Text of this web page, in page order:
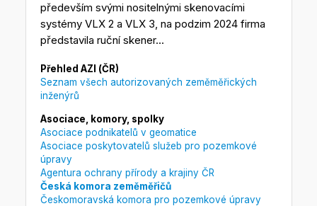
především svými nositelnými skenovacími
systémy VLX 2 a VLX 3, na podzim 2024 firma
představila ruční skener...
Přehled AZI (ČR)
Seznam všech autorizovaných zeměměřických
inženýrů
Asociace, komory, spolky
Asociace podnikatelů v geomatice
Asociace poskytovatelů služeb pro pozemkové
úpravy
Agentura ochrany přírody a krajiny ČR
Česká komora zeměměřičů
Českomoravská komora pro pozemkové úpravy